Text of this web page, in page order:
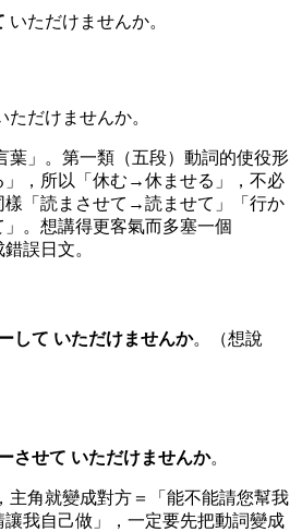
いただけませんか。
ただけませんか。
葉」。第一類（五段）動詞的使役形
」，所以「休む→休ませる」，不必
樣「読まさせて→読ませて」「行か
。想講得更客氣而多塞一個
誤日文。
して いただけませんか。（想說
させて いただけませんか。
主角就變成對方＝「能不能請您幫我
讓我自己做」，一定要先把動詞變成